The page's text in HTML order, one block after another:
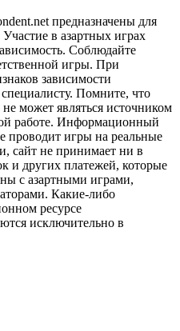
предназначены для
в азартных играх
Соблюдайте
игры. При
зависимости
Помните, что
может являться источником
работе. Информационный
проводит игры на реальные
сайт не принимает ни в
и других платежей, которые
с азартными играми,
Какие-либо
ресурсе
исключительно в